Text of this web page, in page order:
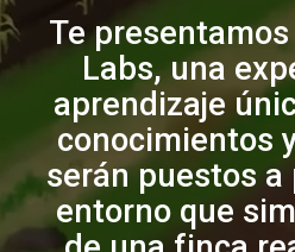
Te presentamos
Labs, una
aprendizaje
conocimientos
serán puestos a
entorno que